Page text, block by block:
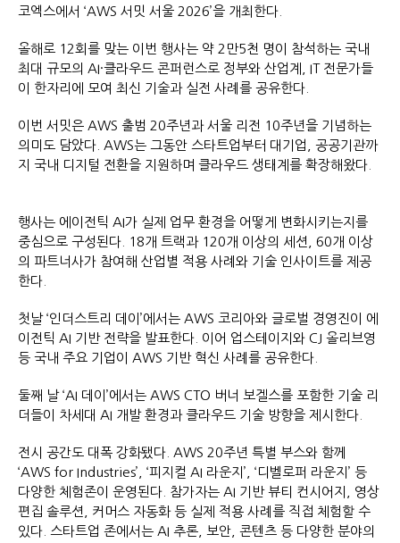
코엑스에서 ‘AWS 서밋 서울 2026’을 개최한다.
올해로 12회를 맞는 이번 행사는 약 2만5천 명이 참석하는 국내
최대 규모의 AI·클라우드 콘퍼런스로 정부와 산업계, IT 전문가들
이 한자리에 모여 최신 기술과 실전 사례를 공유한다.
이번 서밋은 AWS 출범 20주년과 서울 리전 10주년을 기념하는
의미도 담았다. AWS는 그동안 스타트업부터 대기업, 공공기관까
지 국내 디지털 전환을 지원하며 클라우드 생태계를 확장해왔다.
행사는 에이전틱 AI가 실제 업무 환경을 어떻게 변화시키는지를
중심으로 구성된다. 18개 트랙과 120개 이상의 세션, 60개 이상
의 파트너사가 참여해 산업별 적용 사례와 기술 인사이트를 제공
한다.
첫날 ‘인더스트리 데이’에서는 AWS 코리아와 글로벌 경영진이 에
이전틱 AI 기반 전략을 발표한다. 이어 업스테이지와 CJ 올리브영
등 국내 주요 기업이 AWS 기반 혁신 사례를 공유한다.
둘째 날 ‘AI 데이’에서는 AWS CTO 버너 보겔스를 포함한 기술 리
더들이 차세대 AI 개발 환경과 클라우드 기술 방향을 제시한다.
전시 공간도 대폭 강화됐다. AWS 20주년 특별 부스와 함께
‘AWS for Industries’, ‘피지컬 AI 라운지’, ‘디벨로퍼 라운지’ 등
다양한 체험존이 운영된다. 참가자는 AI 기반 뷰티 컨시어지, 영상
편집 솔루션, 커머스 자동화 등 실제 적용 사례를 직접 체험할 수
있다. 스타트업 존에서는 AI 추론, 보안, 콘텐츠 등 다양한 분야의